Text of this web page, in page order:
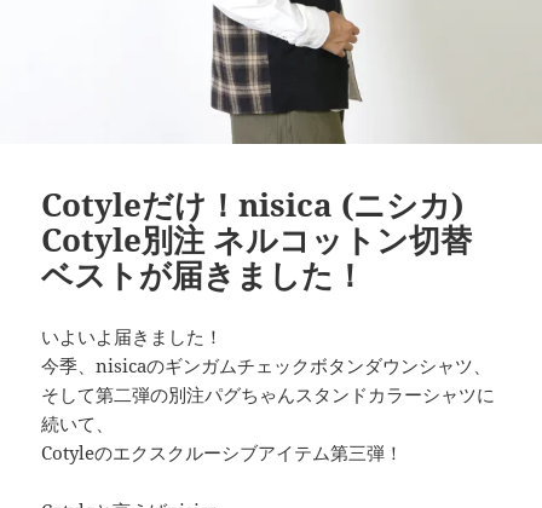
Cotyleだけ！nisica (ニシカ)
Cotyle別注 ネルコットン切替
ベストが届きました！
いよいよ届きました！
今季、nisicaのギンガムチェックボタンダウンシャツ、
そして第二弾の別注パグちゃんスタンドカラーシャツに
続いて、
Cotyleのエクスクルーシブアイテム第三弾！